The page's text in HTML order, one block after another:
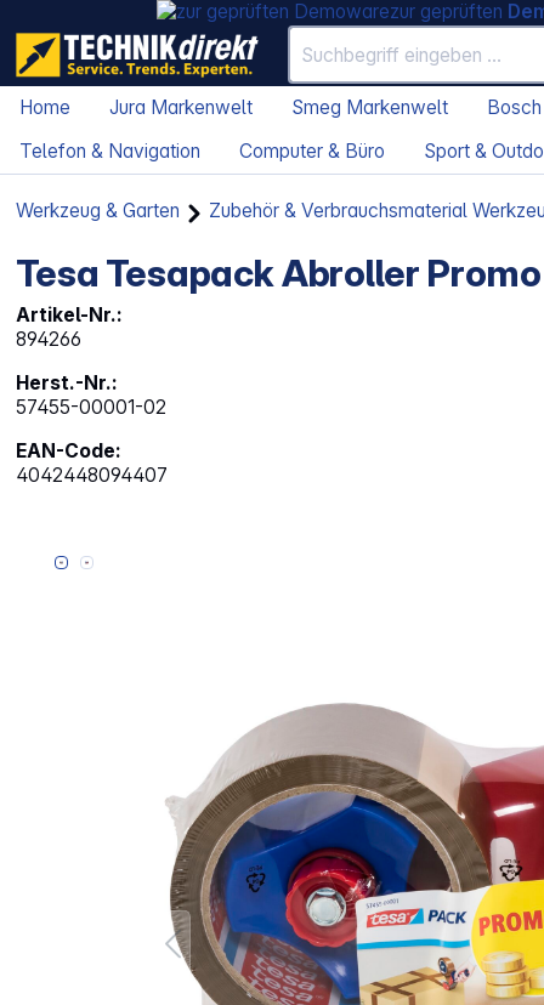
zur geprüften
Home Jura Markenwelt Smeg Markenwelt
Telefon & Navigation
Computer & Büro Sport &
Werkzeug & Garten Zubehör & Verbrauchsmaterial
Tesa Tesapack Abroller
Artikel-Nr.:
894266
Herst.-Nr.:
57455-00001-02
EAN-Code:
4042448094407
Bildergalerie überspringen